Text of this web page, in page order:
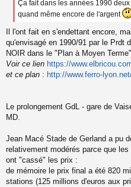
Ça fait dans les années 1990
quand même encore de l'argent
Il l'ont fait en s'endettant encore,
qu'envisagé en 1990/91 par le Prdt
NOIR dans le "Plan à Moyen Terme"
Voir ce lien https://
et ce plan : http://www.ferro-
Le prolongement GdL - gare de
MD.
Jean Macé Stade de Gerland a pu
relativement modérés parce que
ont "cassé" les prix :
de mémoire le prix final a été 820
stations (125 millions d'euros aux